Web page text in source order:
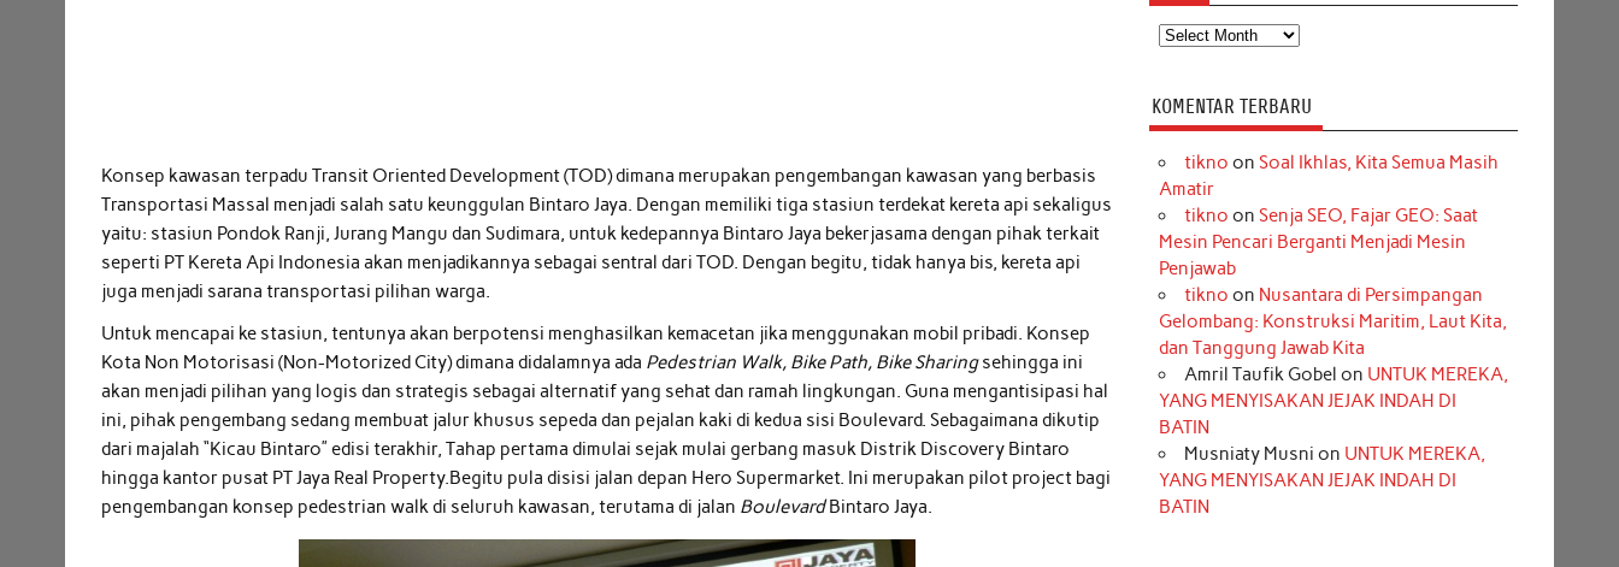
Konsep kawasan terpadu Transit Oriented Development (TOD) dimana merupakan pengembangan kawasan yang berbasis
Transportasi Massal menjadi salah satu keunggulan Bintaro Jaya. Dengan memiliki tiga stasiun terdekat kereta api sekaligus
yaitu: stasiun Pondok Ranji, Jurang Mangu dan Sudimara, untuk kedepannya Bintaro Jaya bekerjasama dengan pihak terkait
seperti PT Kereta Api Indonesia akan menjadikannya sebagai sentral dari TOD. Dengan begitu, tidak hanya bis, kereta api
juga menjadi sarana transportasi pilihan warga.
Untuk mencapai ke stasiun, tentunya akan berpotensi menghasilkan kemacetan jika menggunakan mobil pribadi. Konsep
Kota Non Motorisasi (Non-Motorized City) dimana didalamnya ada Pedestrian Walk, Bike Path, Bike Sharingsehingga ini
akan menjadi pilihan yang logis dan strategis sebagai alternatif yang sehat dan ramah lingkungan. Guna mengantisipasi hal
ini, pihak pengembang sedang membuat jalur khusus sepeda dan pejalan kaki di kedua sisi Boulevard. Sebagaimana dikutip
dari majalah “Kicau Bintaro” edisi terakhir, Tahap pertama dimulai sejak mulai gerbang masuk Distrik Discovery Bintaro
hingga kantor pusat PT Jaya Real Property.Begitu pula disisi jalan depan Hero Supermarket. Ini merupakan pilot project bagi
pengembangan konsep pedestrian walk di seluruh kawasan, terutama di jalan BoulevardBintaro Jaya.
Arsip
KOMENTAR TERBARU
tikno on Soal Ikhlas, Kita Semua Masih
Amatir
tikno on Senja SEO, Fajar GEO: Saat
Mesin Pencari Berganti Menjadi Mesin
Penjawab
tikno on Nusantara di Persimpangan
Gelombang: Konstruksi Maritim, Laut Kita,
dan Tanggung Jawab Kita
Amril Taufik Gobel on UNTUK MEREKA,
YANG MENYISAKAN JEJAK INDAH DI
BATIN
Musniaty Musni on UNTUK MEREKA,
YANG MENYISAKAN JEJAK INDAH DI
BATIN